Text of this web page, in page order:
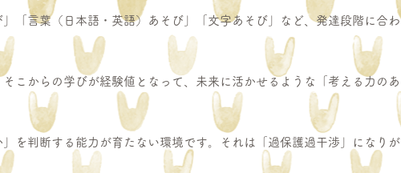
「言葉（日本語・英語）あそび」「文字あそび」など、発達段階に合わ
こからの学びが経験値となって、未来に活かせるような「考える力のあ
を判断する能力が育たない環境です。それは「過保護過干渉」になりが